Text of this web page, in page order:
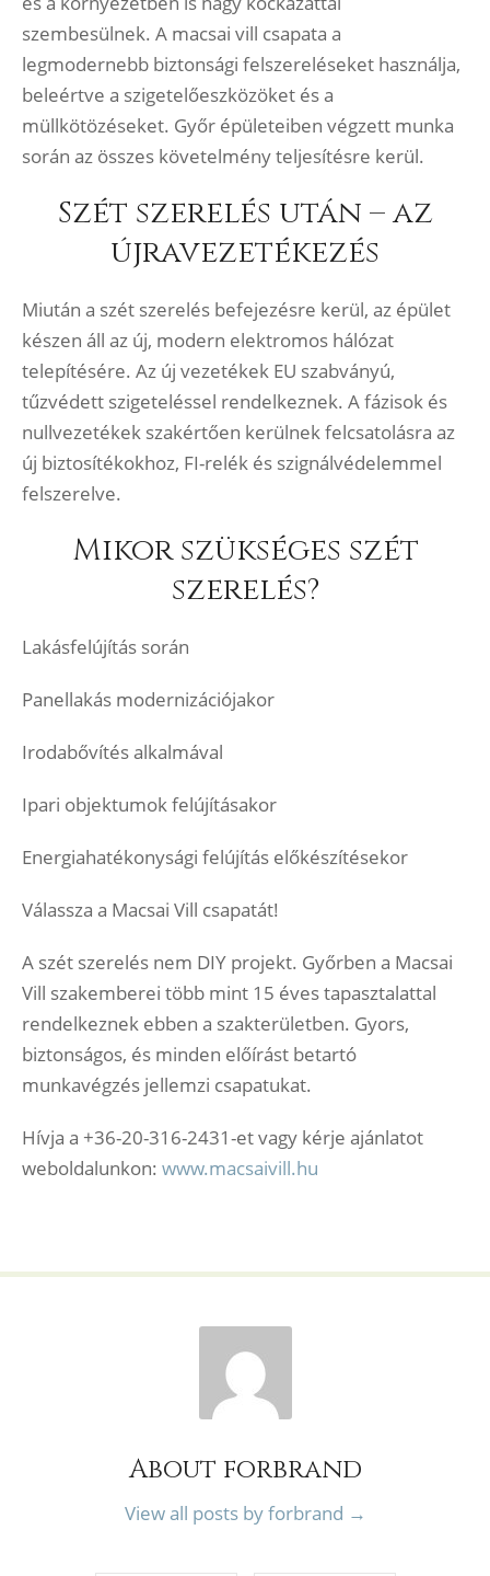
szembesülnek. A macsai vill csapata a
legmodernebb biztonsági felszereléseket használja,
beleértve a szigetelőeszközöket és a
müllkötözéseket. Győr épületeiben végzett munka
során az összes követelmény teljesítésre kerül.
Szét szerelés után – az
újravezetékezés
Miután a szét szerelés befejezésre kerül, az épület
készen áll az új, modern elektromos hálózat
telepítésére. Az új vezetékek EU szabványú,
tűzvédett szigeteléssel rendelkeznek. A fázisok és
nullvezetékek szakértően kerülnek felcsatolásra az
új biztosítékokhoz, FI-relék és szignálvédelemmel
felszerelve.
Mikor szükséges szét
szerelés?
Lakásfelújítás során
Panellakás modernizációjakor
Irodabővítés alkalmával
Ipari objektumok felújításakor
Energiahatékonysági felújítás előkészítésekor
Válassza a Macsai Vill csapatát!
A szét szerelés nem DIY projekt. Győrben a Macsai
Vill szakemberei több mint 15 éves tapasztalattal
rendelkeznek ebben a szakterületben. Gyors,
biztonságos, és minden előírást betartó
munkavégzés jellemzi csapatukat.
Hívja a +36-20-316-2431-et vagy kérje ajánlatot
weboldalunkon: www.macsaivill.hu
About forbrand
View all posts by forbrand →